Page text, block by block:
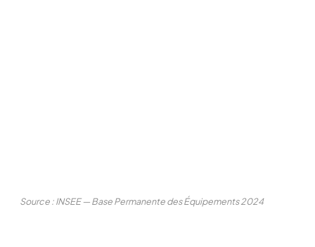
Source : INSEE — Base Permanente des Équipements 2024